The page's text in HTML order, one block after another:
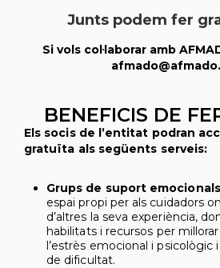
Junts podem fer
Si vols col·laborar amb
BENEFICIS DE
Els socis de l’entitat podran
gratuïta als següents serveis:
Grups de suport
espai propi per als cuidadors
d’altres la seva experiència,
habilitats i recursos per
l’estrès emocional i psicològic
de dificultat.